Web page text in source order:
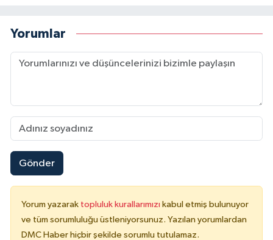
Yorumlar
Gönder
Yorum yazarak topluluk kurallarımızı kabul etmiş bulunuyor
ve tüm sorumluluğu üstleniyorsunuz. Yazılan yorumlardan
DMC Haber hiçbir şekilde sorumlu tutulamaz.